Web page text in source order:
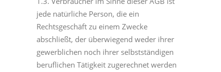
jede natürliche Person, die ein
Rechtsgeschäft zu einem Zwecke
abschließt, der überwiegend weder ihrer
gewerblichen noch ihrer selbstständigen
beruflichen Tätigkeit zugerechnet werden